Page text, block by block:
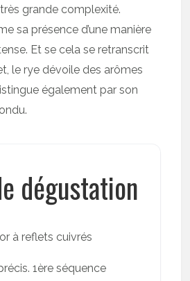
grande complexité.
sa présence d’une manière
Et se cela se retranscrit
le rye dévoile des arômes
également par son
dégustation
à reflets cuivrés
1ère séquence